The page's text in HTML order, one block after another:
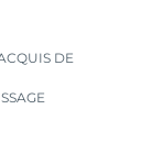
DE